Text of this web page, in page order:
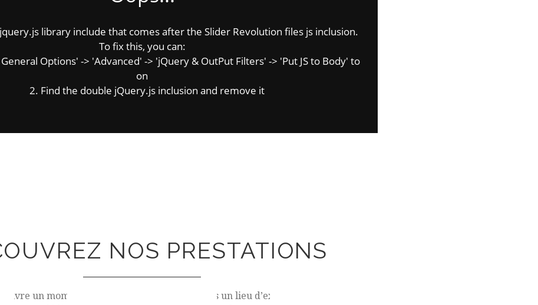
library include that comes after the Slider Revolution files js inclusion.
To fix this, you can:
Options' -> 'Advanced' -> 'jQuery & OutPut Filters' -> 'Put JS to Body' to
on
2. Find the double jQuery.js inclusion and remove it
NOS PRESTATIONS
vivre un moment de bien être inoubliable dans un lieu d’exception